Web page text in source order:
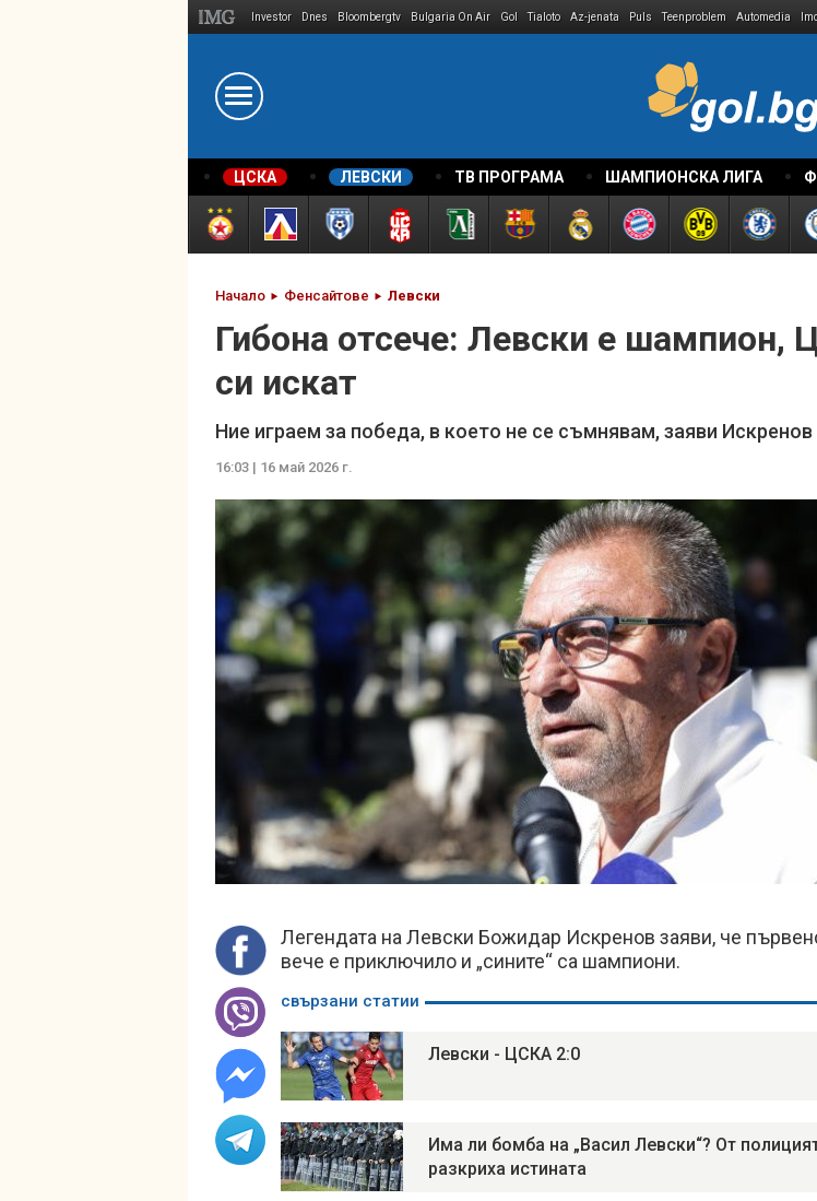
Investor Dnes Bloombergtv Bulgaria On Air Gol Tialoto Az-jenata Puls Teenproblem Automedia
ЦСКА ЛЕВСКИ ТВ ПРОГРАМА ШАМПИОНСКА ЛИГА
Начало Фенсайтове Левски
Гибона отсече: Левски е шампион,
си искат
Ние играем за победа, в което не се съмнявам, заяви Искренов
16:03 | 16 май 2026 г.
Легендата на Левски Божидар Искренов заяви, че
вече е приключило и „сините“ са шампиони.
свързани статии
Левски - ЦСКА 2:0
Има ли бомба на „Васил Левски“? От
разкриха истината